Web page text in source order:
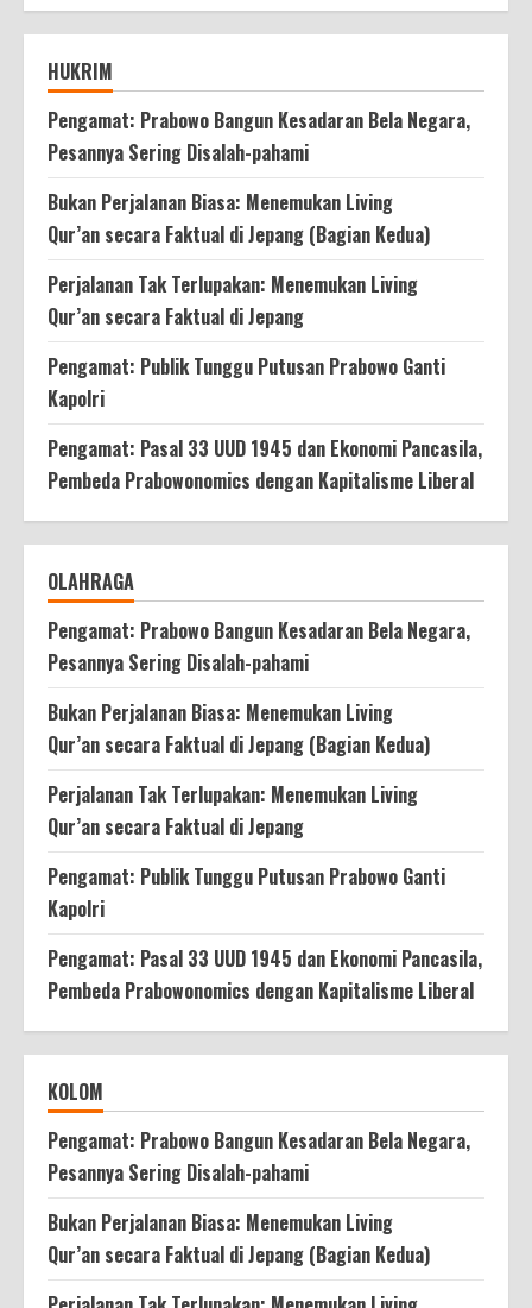
HUKRIM
Pengamat: Prabowo Bangun Kesadaran Bela Negara,
Pesannya Sering Disalah-pahami
Bukan Perjalanan Biasa: Menemukan Living
Qur’an secara Faktual di Jepang (Bagian Kedua)
Perjalanan Tak Terlupakan: Menemukan Living
Qur’an secara Faktual di Jepang
Pengamat: Publik Tunggu Putusan Prabowo Ganti
Kapolri
Pengamat: Pasal 33 UUD 1945 dan Ekonomi Pancasila,
Pembeda Prabowonomics dengan Kapitalisme Liberal
OLAHRAGA
Pengamat: Prabowo Bangun Kesadaran Bela Negara,
Pesannya Sering Disalah-pahami
Bukan Perjalanan Biasa: Menemukan Living
Qur’an secara Faktual di Jepang (Bagian Kedua)
Perjalanan Tak Terlupakan: Menemukan Living
Qur’an secara Faktual di Jepang
Pengamat: Publik Tunggu Putusan Prabowo Ganti
Kapolri
Pengamat: Pasal 33 UUD 1945 dan Ekonomi Pancasila,
Pembeda Prabowonomics dengan Kapitalisme Liberal
KOLOM
Pengamat: Prabowo Bangun Kesadaran Bela Negara,
Pesannya Sering Disalah-pahami
Bukan Perjalanan Biasa: Menemukan Living
Qur’an secara Faktual di Jepang (Bagian Kedua)